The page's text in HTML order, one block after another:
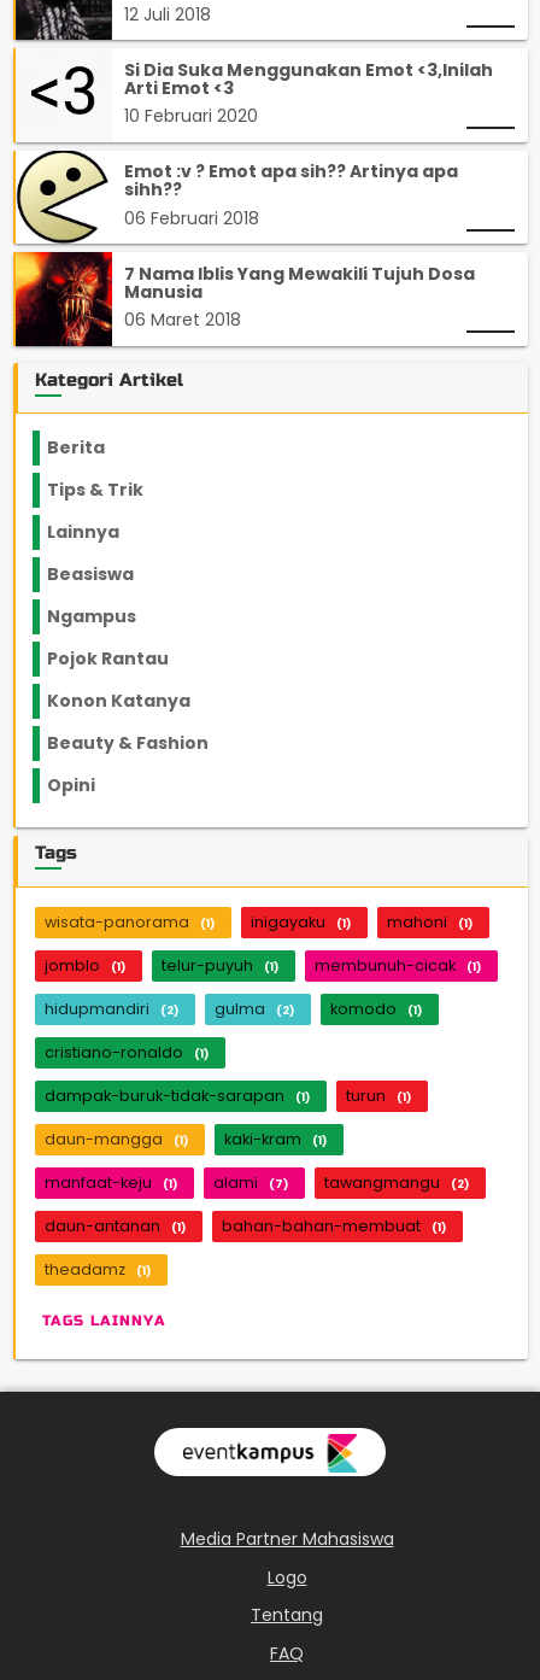
12 Juli 2018
Si Dia Suka Menggunakan Emot <3,Inilah
Arti Emot <3
10 Februari 2020
Emot :v ? Emot apa sih?? Artinya apa
sihh??
06 Februari 2018
7 Nama Iblis Yang Mewakili Tujuh Dosa
Manusia
06 Maret 2018
Kategori Artikel
Berita
Tips & Trik
Lainnya
Beasiswa
Ngampus
Pojok Rantau
Konon Katanya
Beauty & Fashion
Opini
Tags
wisata-panorama (1) inigayaku (1) mahoni (1)
jomblo (1) telur-puyuh (1) membunuh-cicak (1)
hidupmandiri (2) gulma (2) komodo (1)
cristiano-ronaldo (1)
dampak-buruk-tidak-sarapan (1) turun (1)
daun-mangga (1) kaki-kram (1)
manfaat-keju (1) alami (7) tawangmangu (2)
daun-antanan (1) bahan-bahan-membuat (1)
theadamz (1)
TAGS LAINNYA
Media Partner Mahasiswa
Logo
Tentang
FAQ